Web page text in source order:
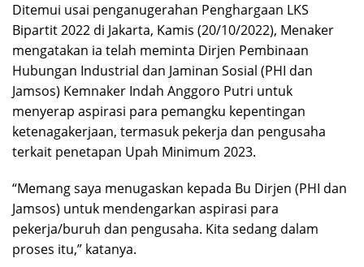
Ditemui usai penganugerahan Penghargaan LKS
Bipartit 2022 di Jakarta, Kamis (20/10/2022), Menaker
mengatakan ia telah meminta Dirjen Pembinaan
Hubungan Industrial dan Jaminan Sosial (PHI dan
Jamsos) Kemnaker Indah Anggoro Putri untuk
menyerap aspirasi para pemangku kepentingan
ketenagakerjaan, termasuk pekerja dan pengusaha
terkait penetapan Upah Minimum 2023.
“Memang saya menugaskan kepada Bu Dirjen (PHI dan
Jamsos) untuk mendengarkan aspirasi para
pekerja/buruh dan pengusaha. Kita sedang dalam
proses itu,” katanya.